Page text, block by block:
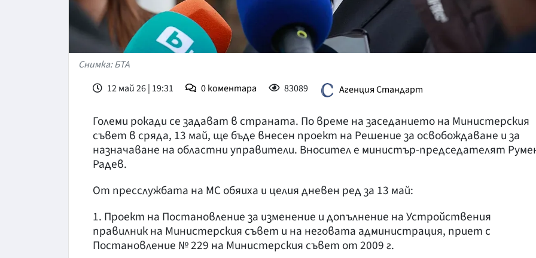
Снимка: БТА
12 май 26 | 19:31
0коментара 83089 Агенция Стандарт
Големи рокади се задават в страната. По време на заседанието на Министерския
съвет в сряда, 13 май, ще бъде внесен проект на Решение за освобождаване и за
назначаване на областни управители. Вносител е министър-председателят
Радев.
От пресслужбата на МС обяиха и целия дневен ред за 13 май:
1. Проект на Постановление за изменение и допълнение на Устройствения
правилник на Министерския съвет и на неговата администрация, приет с
Постановление № 229 на Министерския съвет от 2009 г.